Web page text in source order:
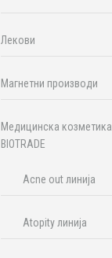
Лекови
Магнетни производи
Медицинска козметика
BIOTRADE
Acne out линија
Atopity линија